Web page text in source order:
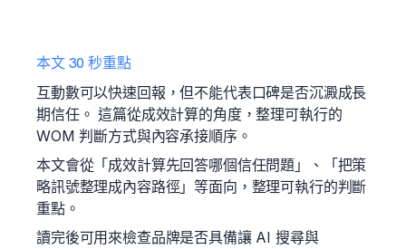
本文 30 秒重點
互動數可以快速回報，但不能代表口碑是否沉澱成長
期信任。 這篇從成效計算的角度，整理可執行的
WOM 判斷方式與內容承接順序。
本文會從「成效計算先回答哪個信任問題」、「把策
略訊號整理成內容路徑」等面向，整理可執行的判斷
重點。
讀完後可用來檢查品牌是否具備讓 AI 搜尋與